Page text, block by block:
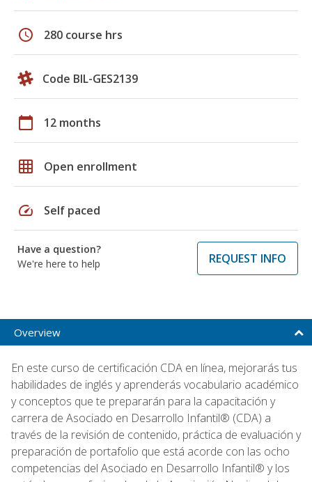
schedule 280 course hrs
Code BIL-GES2139
calendar_today 12 months
grid_on Open enrollment
speed Self paced
Have a question?
We're here to help
REQUEST INFO
Overview
En este curso de certificación CDA en línea, mejorarás tus
habilidades de inglés y aprenderás vocabulario académico
y conceptos que te prepararán para la capacitación y
carrera de Asociado en Desarrollo Infantil® (CDA) a
través de la revisión de contenido, práctica de evaluación y
preparación de portafolio que está acorde con las ocho
competencias del Asociado en Desarrollo Infantil® y los